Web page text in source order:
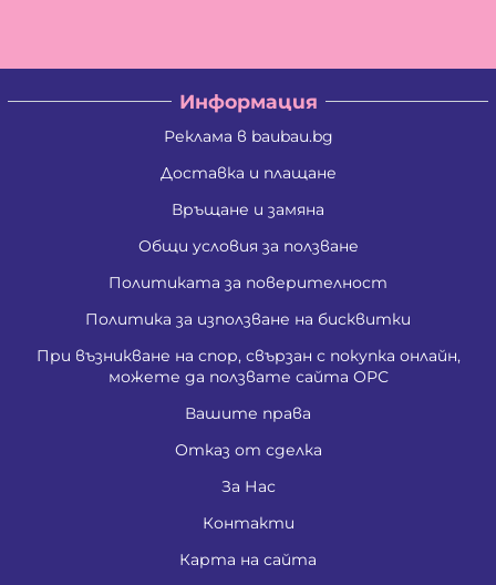
Информация
Реклама в baubau.bg
Доставка и плащане
Връщане и замяна
Общи условия за ползване
Политиката за поверителност
Политика за използване на бисквитки
При възникване на спор, свързан с покупка онлайн,
можете да ползвате сайта ОРС
Вашите права
Отказ от сделка
За Нас
Контакти
Карта на сайта